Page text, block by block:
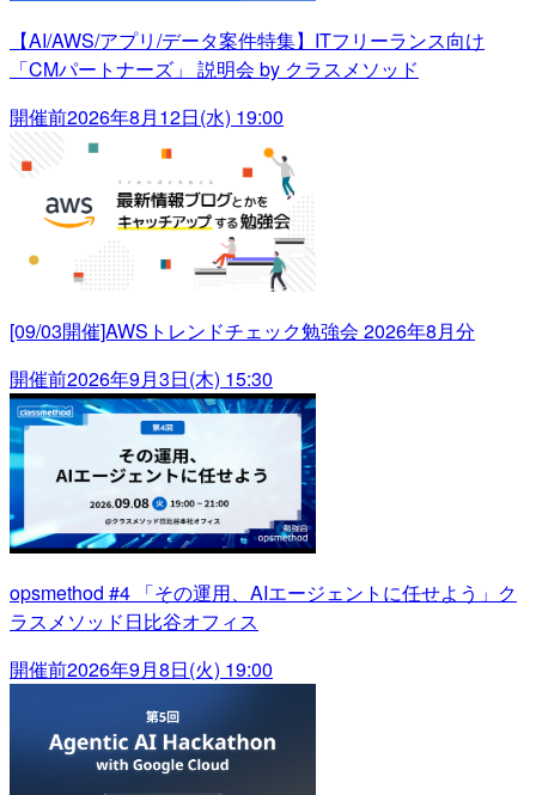
【AI/AWS/アプリ/データ案件特集】ITフリーランス向け
「CMパートナーズ」 説明会 by クラスメソッド
開催前2026年8月12日(水) 19:00
[09/03開催]AWSトレンドチェック勉強会 2026年8月分
開催前2026年9月3日(木) 15:30
opsmethod #4 「その運用、AIエージェントに任せよう」ク
ラスメソッド日比谷オフィス
開催前2026年9月8日(火) 19:00